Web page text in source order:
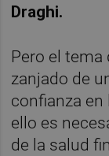
Draghi.
Pero el tema
zanjado de
confianza en
ello es
de la salud